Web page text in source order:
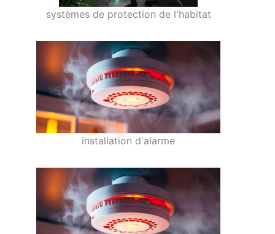
systèmes de protection de l'habitat
installation d'alarme